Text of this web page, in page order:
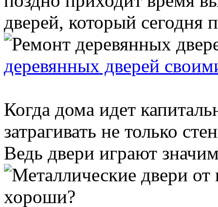
дверей, который сегодня
деревянных дверей
Когда дома идет
затрагивать не только
Ведь двери играют